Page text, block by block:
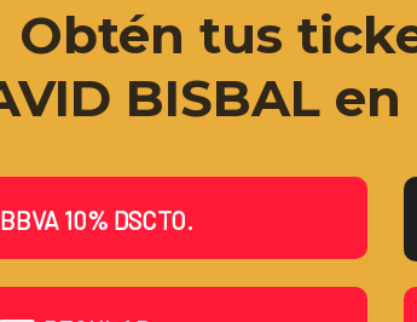
Obtén tus
BISBAL
BBVA 10% DSCTO.